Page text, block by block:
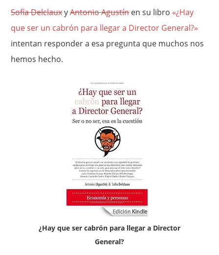
Sofía DelclauxyAntonio Agustínen su libro «¿Hay
que ser un cabrón para llegar a Director General?»
intentan responder a esa pregunta que muchos nos
hemos hecho.
¿Hay que ser cabrón para llegar a Director
General?